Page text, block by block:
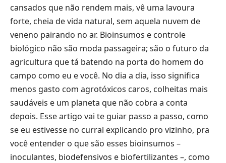
cansados que não rendem mais, vê uma lavoura
forte, cheia de vida natural, sem aquela nuvem de
veneno pairando no ar. Bioinsumos e controle
biológico não são moda passageira; são o futuro da
agricultura que tá batendo na porta do homem do
campo como eu e você. No dia a dia, isso significa
menos gasto com agrotóxicos caros, colheitas mais
saudáveis e um planeta que não cobra a conta
depois. Esse artigo vai te guiar passo a passo, como
se eu estivesse no curral explicando pro vizinho, pra
você entender o que são esses bioinsumos –
inoculantes, biodefensivos e biofertilizantes –, como